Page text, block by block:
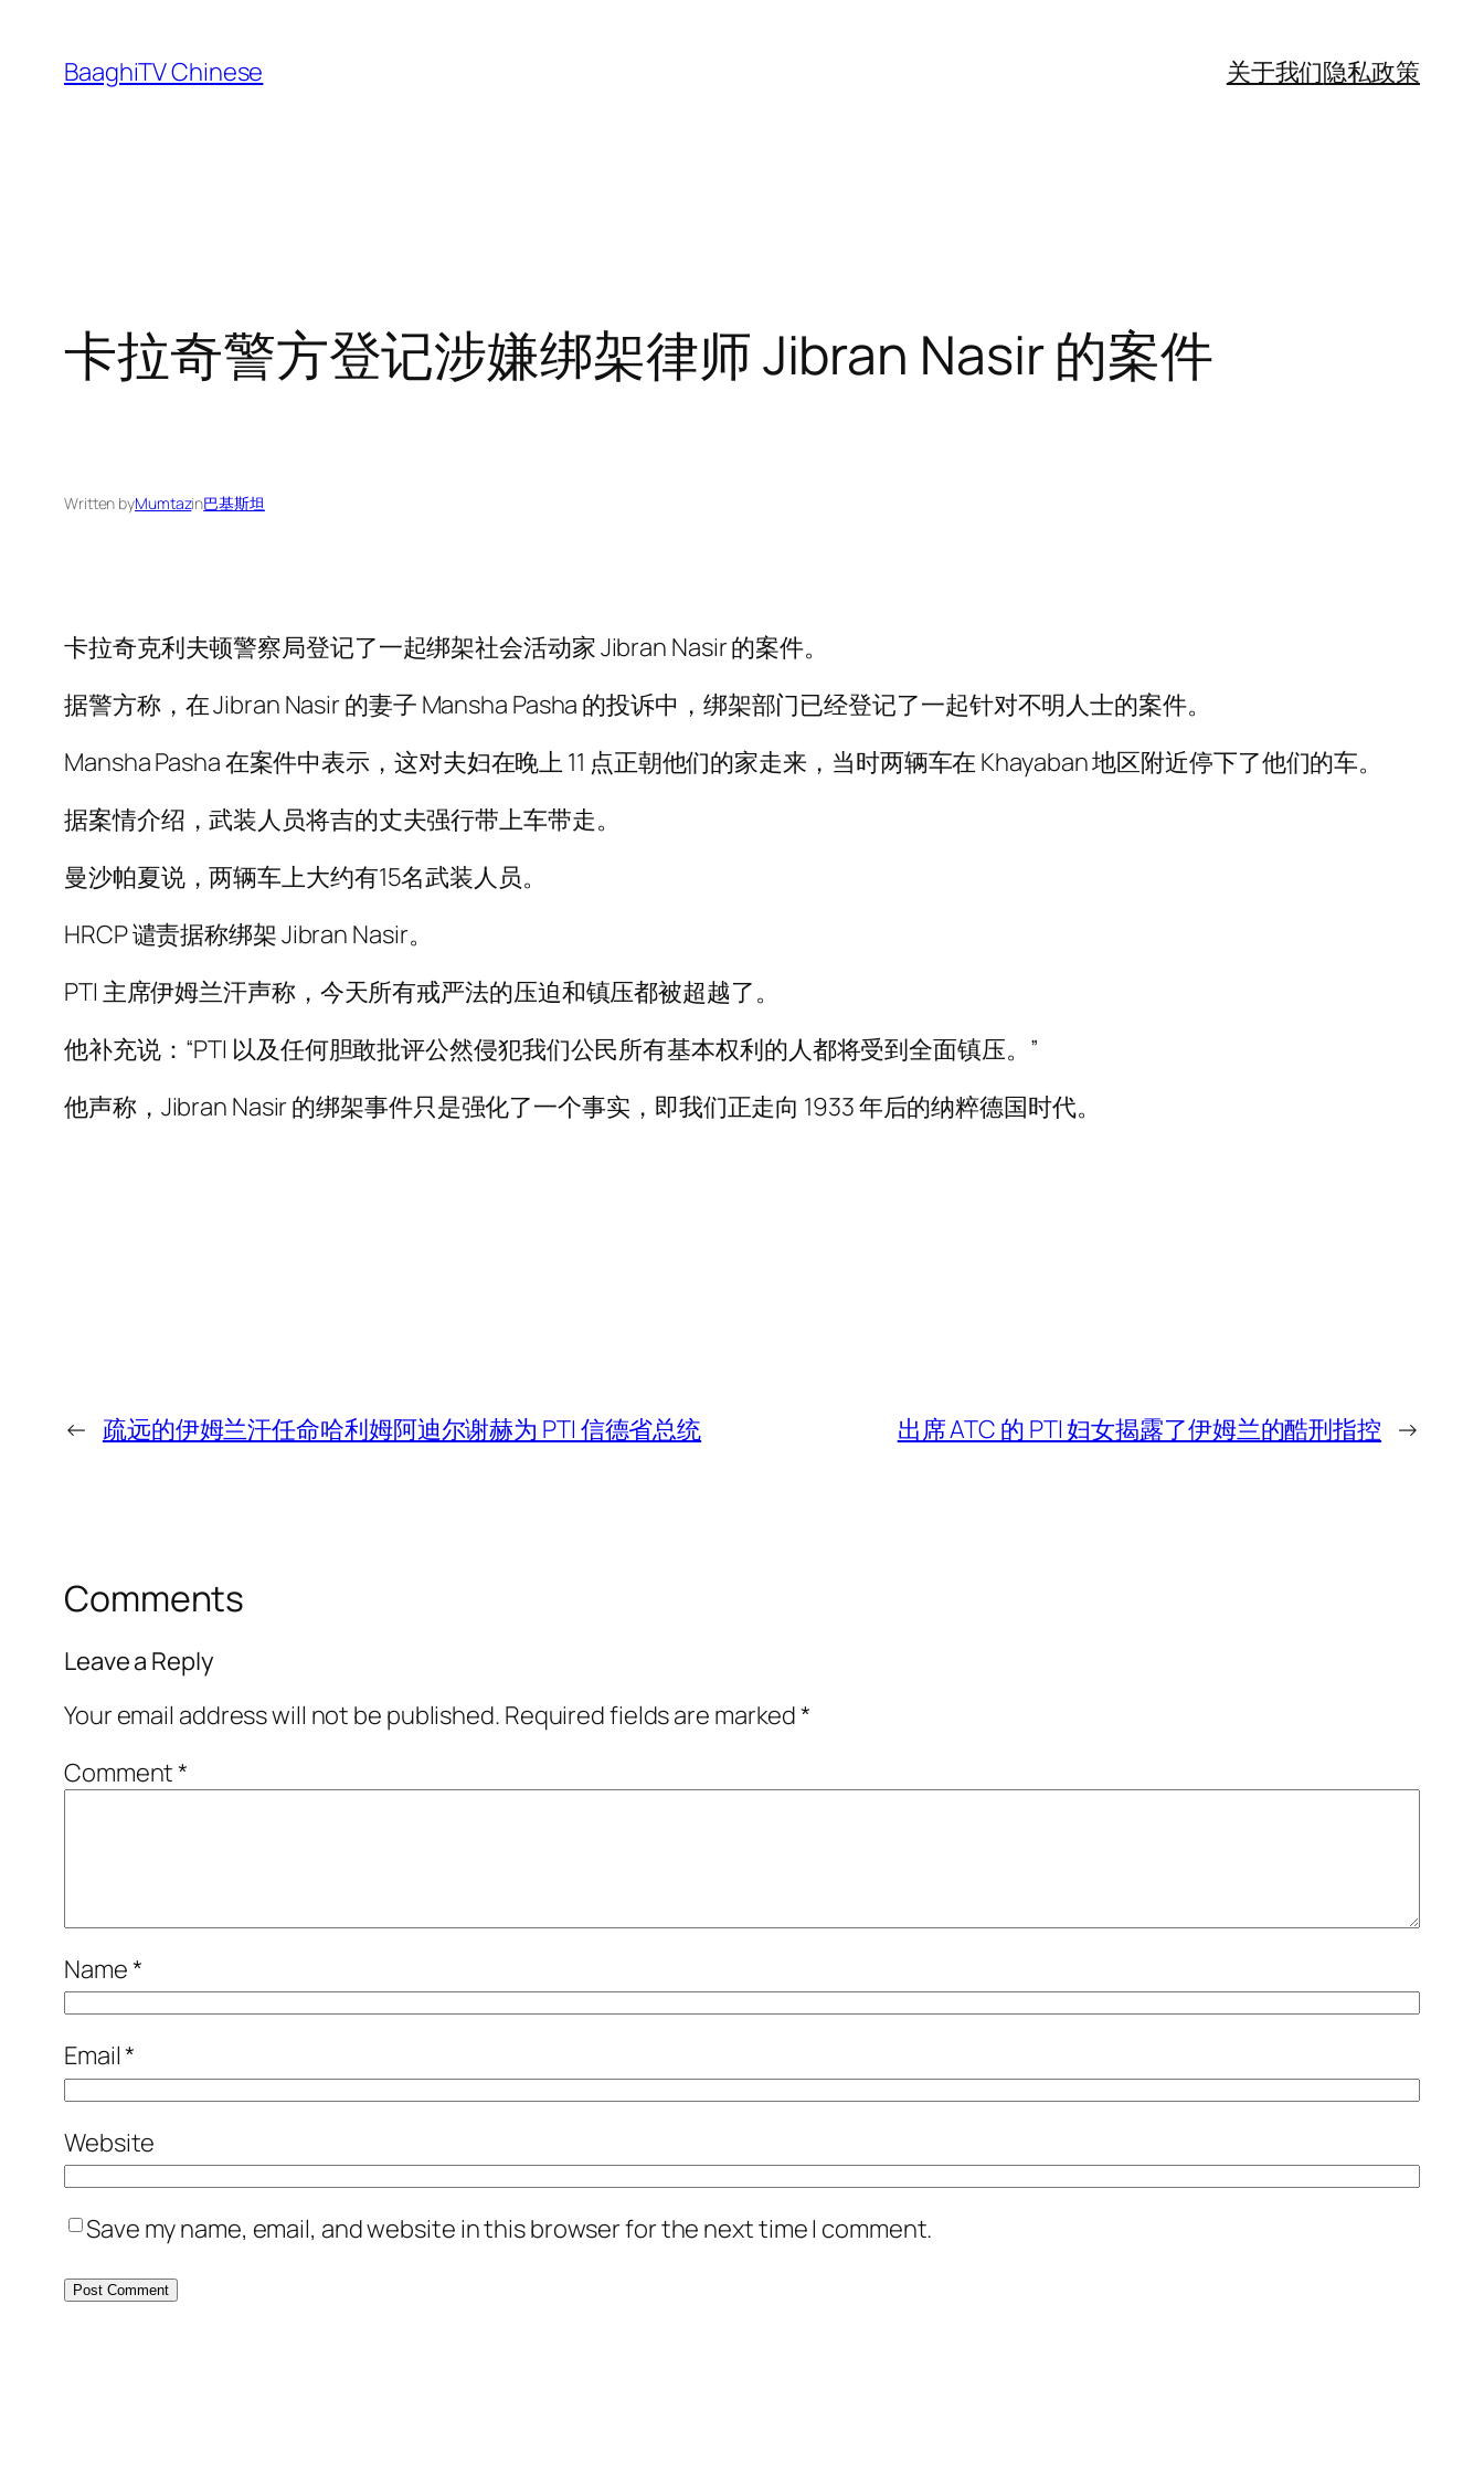
content
BaaghiTV Chinese 关于我们隐私政策
卡拉奇警方登记涉嫌绑架律师 Jibran Nasir 的案件
Written byMumtazin巴基斯坦
卡拉奇克利夫顿警察局登记了一起绑架社会活动家 Jibran Nasir 的案件。
据警方称，在 Jibran Nasir 的妻子 Mansha Pasha 的投诉中，绑架部门已经登记了一起针对不明人士的案件。
Mansha Pasha 在案件中表示，这对夫妇在晚上 11 点正朝他们的家走来，当时两辆车在 Khayaban 地区附近停下了他们的车。
据案情介绍，武装人员将吉的丈夫强行带上车带走。
曼沙帕夏说，两辆车上大约有15名武装人员。
HRCP 谴责据称绑架 Jibran Nasir。
PTI 主席伊姆兰汗声称，今天所有戒严法的压迫和镇压都被超越了。
他补充说：“PTI 以及任何胆敢批评公然侵犯我们公民所有基本权利的人都将受到全面镇压。”
他声称，Jibran Nasir 的绑架事件只是强化了一个事实，即我们正走向 1933 年后的纳粹德国时代。
← 疏远的伊姆兰汗任命哈利姆阿迪尔谢赫为 PTI 信德省总统 出席 ATC 的 PTI 妇女揭露了伊姆兰的酷刑指控 →
Comments
Leave a Reply
Your email address will not be published. Required fields are marked*
Comment*
Name*
Email*
Website
Save my name, email, and website in this browser for the next time I comment.